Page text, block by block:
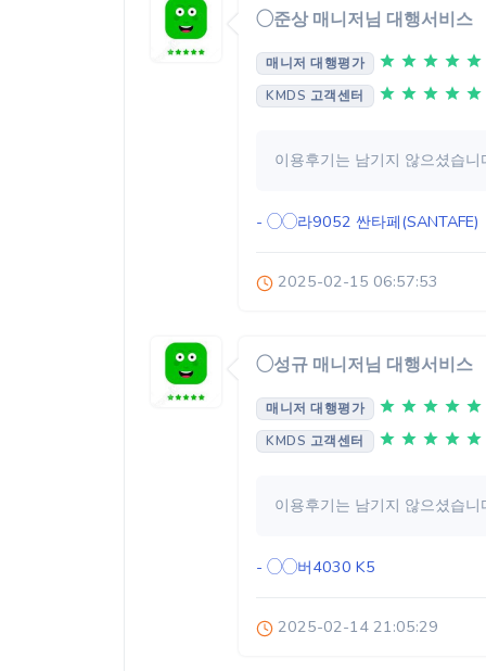
◯준상 매니저님 대행서비스
매니저 대행평가
KMDS 고객센터
이용후기는 남기지 않으셨습니
- ◯◯라9052 싼타페(SANTAFE)
2025-02-15 06:57:53
◯성규 매니저님 대행서비스
매니저 대행평가
KMDS 고객센터
이용후기는 남기지 않으셨습니
- ◯◯버4030 K5
2025-02-14 21:05:29